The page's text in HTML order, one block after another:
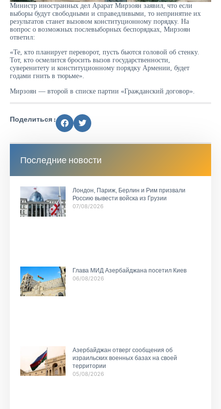
Министр иностранных дел Арарат Мирзоян заявил, что если
выборы будут свободными и справедливыми, то непринятие их
результатов станет вызовом конституционному порядку. На
вопрос о возможных послевыборных беспорядках, Мирзоян
ответил:
«Те, кто планирует переворот, пусть бьются головой об стенку.
Тот, кто осмелится бросить вызов государственности,
суверенитету и конституционному порядку Армении, будет
годами гнить в тюрьме».
Мирзоян — второй в списке партии «Гражданский договор».
Поделиться :
Последние новости
Лондон, Париж, Берлин и Рим призвали
Россию вывести войска из Грузии
07/08/2026
Глава МИД Азербайджана посетил Киев
06/08/2026
Азербайджан отверг сообщения об
израильских военных базах на своей
территории
05/08/2026